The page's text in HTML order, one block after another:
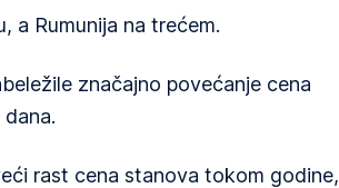
a Rumunija na trećem.
značajno povećanje cena
rast cena stanova tokom godine,